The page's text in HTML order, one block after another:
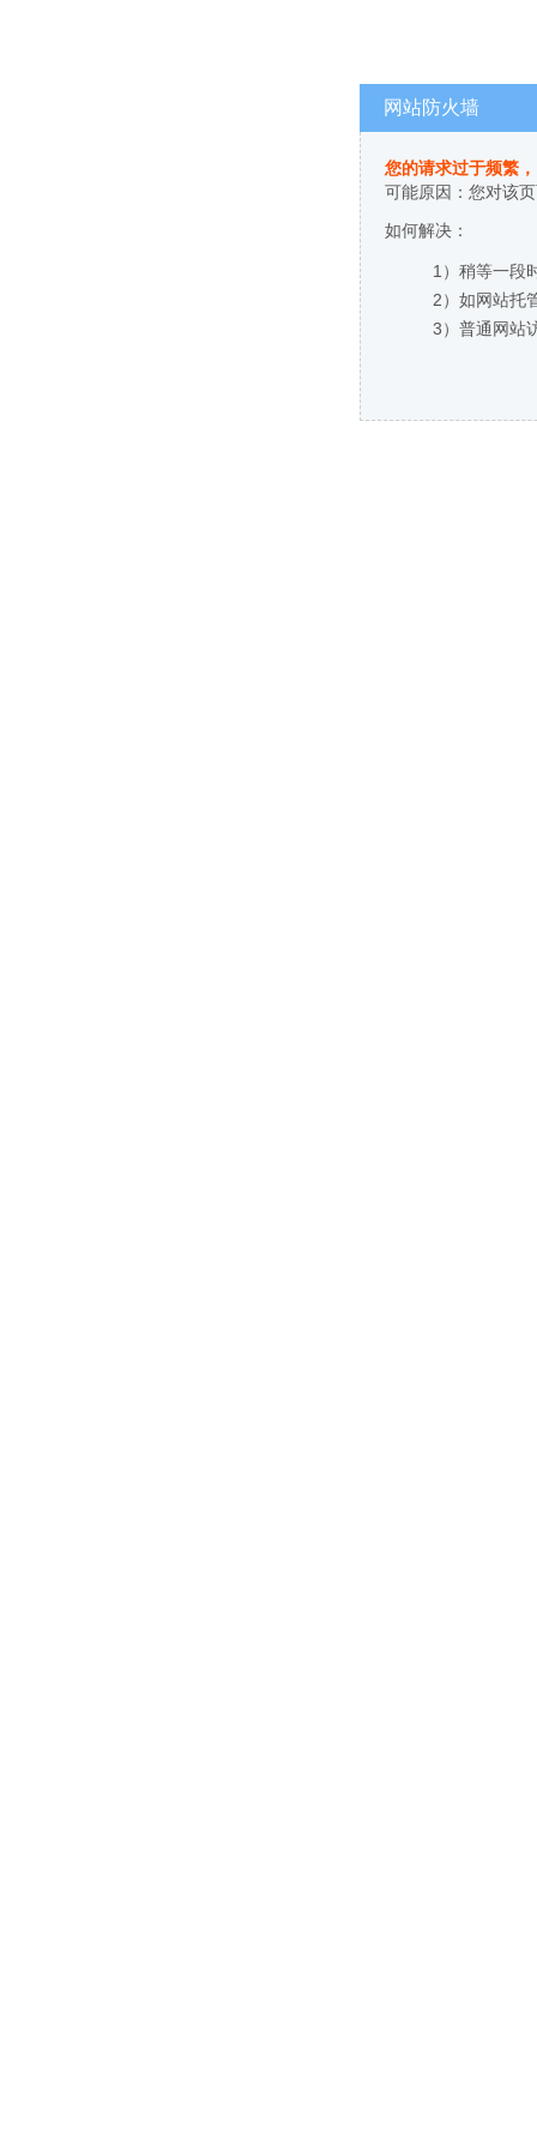
网站防火墙
您的请求过于频繁
可能原因：您对该
如何解决：
1）稍等一段
2）如网站托
3）普通网站